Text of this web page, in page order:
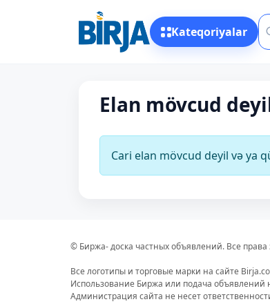
Kateqoriyalar
Elan mövcud
Cari elan mövcud deyil və ya
© Биржа- доска частных объявлений. Все
Все логотипы и торговые марки на сайте
Использование Биржа или подача объявлений
Администрация сайта не несет